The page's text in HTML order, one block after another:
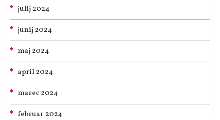
julij 2024
junij 2024
maj 2024
april 2024
marec 2024
februar 2024